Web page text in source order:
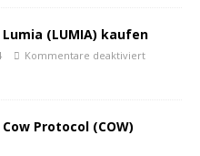
(LUMIA) kaufen
Kommentare deaktiviert
Protocol (COW)